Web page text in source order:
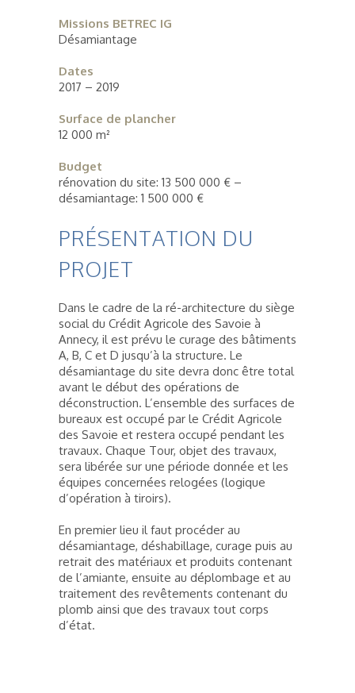
Missions BETREC IG
Désamiantage
Dates
2017 – 2019
Surface de plancher
12 000 m²
Budget
rénovation du site: 13 500 000 € –
désamiantage: 1 500 000 €
PRÉSENTATION DU
PROJET
Dans le cadre de la ré-architecture du siège
social du Crédit Agricole des Savoie à
Annecy, il est prévu le curage des bâtiments
A, B, C et D jusqu’à la structure. Le
désamiantage du site devra donc être total
avant le début des opérations de
déconstruction. L’ensemble des surfaces de
bureaux est occupé par le Crédit Agricole
des Savoie et restera occupé pendant les
travaux. Chaque Tour, objet des travaux,
sera libérée sur une période donnée et les
équipes concernées relogées (logique
d’opération à tiroirs).
En premier lieu il faut procéder au
désamiantage, déshabillage, curage puis au
retrait des matériaux et produits contenant
de l’amiante, ensuite au déplombage et au
traitement des revêtements contenant du
plomb ainsi que des travaux tout corps
d’état.